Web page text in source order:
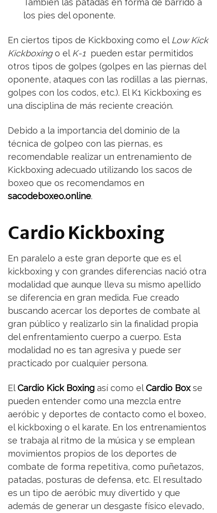
También las patadas en forma de barrido a
los pies del oponente.
En ciertos tipos de Kickboxing como elLow Kick
Kickboxingo elK-1 pueden estar permitidos
otros tipos de golpes (golpes en las piernas del
oponente, ataques con las rodillas a las piernas,
golpes con los codos, etc.). El K1 Kickboxing es
una disciplina de más reciente creación.
Debido a la importancia del dominio de la
técnica de golpeo con las piernas, es
recomendable realizar un entrenamiento de
Kickboxing adecuado utilizando los sacos de
boxeo que os recomendamos en
sacodeboxeo.online.
Cardio Kickboxing
En paralelo a este gran deporte que es el
kickboxing y con grandes diferencias nació otra
modalidad que aunque lleva su mismo apellido
se diferencia en gran medida. Fue creado
buscando acercar los deportes de combate al
gran público y realizarlo sin la finalidad propia
del enfrentamiento cuerpo a cuerpo. Esta
modalidad no es tan agresiva y puede ser
practicado por cualquier persona.
ElCardio Kick Boxing así como elCardio Boxse
pueden entender como una mezcla entre
aeróbic y deportes de contacto como el boxeo,
el kickboxing o el karate. En los entrenamientos
se trabaja al ritmo de la música y se emplean
movimientos propios de los deportes de
combate de forma repetitiva, como puñetazos,
patadas, posturas de defensa, etc. El resultado
es un tipo de aeróbic muy divertido y que
además de generar un desgaste físico elevado,